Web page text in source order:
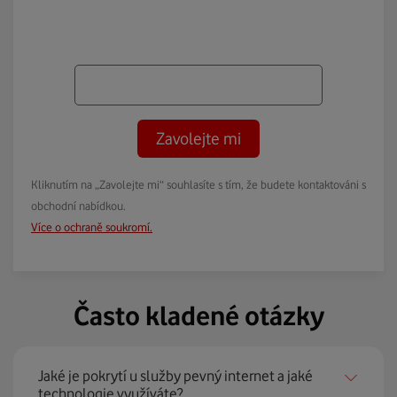
Zavolejte mi
Kliknutím na „Zavolejte mi“ souhlasíte s tím, že budete kontaktováni s
obchodní nabídkou.
Více o ochraně soukromí.
Často kladené otázky
Jaké je pokrytí u služby pevný internet a jaké
technologie využíváte?